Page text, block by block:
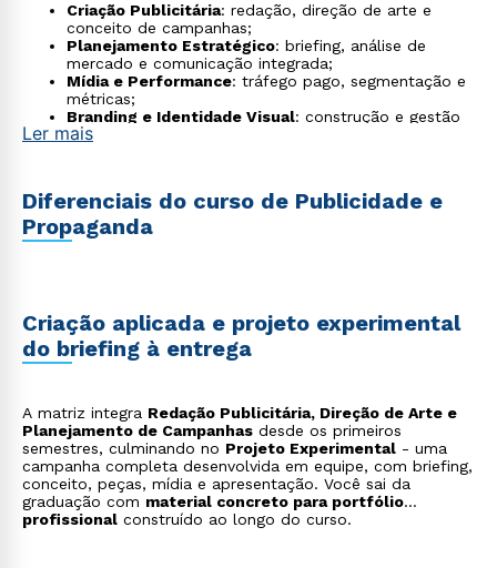
Criação Publicitária: redação, direção de arte e
conceito de campanhas;
Planejamento Estratégico: briefing, análise de
mercado e comunicação integrada;
Mídia e Performance: tráfego pago, segmentação e
métricas;
Branding e Identidade Visual: construção e gestão
de marcas;
conteúdo para streaming;
Retail Media e DOOH
mídia digital fora de casa;
criativos.
Ler mais
Diferenciais do curso de Publicidade e
Propaganda
Criação aplicada e projeto experimental
do briefing à entrega
A matriz integra Redação Publicitária, Direção de Arte e
Planejamento de Campanhas desde os primeiros
semestres, culminando no Projeto Experimental - uma
campanha completa desenvolvida em equipe, com briefing,
conceito, peças, mídia e apresentação. Você sai da
graduação com material concreto para portfólio
profissional construído ao longo do curso.